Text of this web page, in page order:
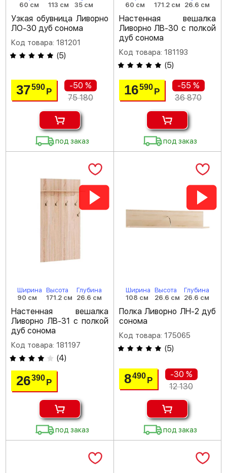
60 см
113 см
35 см
Узкая обувница Ливорно
ЛО-30 дуб сонома
Код товара: 181201
(5)
37590Р
-50 %
75 180
под заказ
60 см
171.2 см
26.6 см
Настенная вешалка
Ливорно ЛВ-30 с полкой
дуб сонома
Код товара: 181193
(5)
16590 Р
-55 %
36 870
под заказ
Ширина
90 см
Высота
171.2 см
Глубина
26.6 см
Настенная вешалка
Ливорно ЛВ-31 с полкой
дуб сонома
Код товара: 181197
(4)
26390Р
под заказ
Ширина
108 см
Высота
26.6 см
Глубина
26.6 см
Полка Ливорно ЛН-2 дуб
сонома
Код товара: 175065
(5)
8490 Р
-30 %
12 130
под заказ